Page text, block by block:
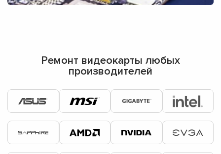
Ремонт видеокарты любых
производителей